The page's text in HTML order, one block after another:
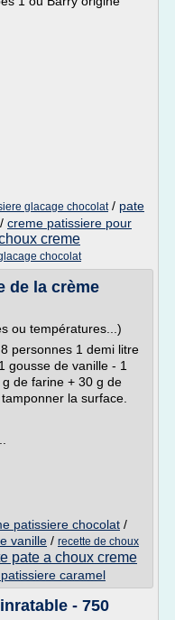
glacage chocolat/ pate
/ creme patissiere pour
creme
chocolat
de la crème
ou températures...)
personnes 1 demi litre
gousse de vanille - 1
de farine + 30 g de
la surface.
patissiere chocolat /
vanille / recette de choux
pate a choux creme
caramel
- 750